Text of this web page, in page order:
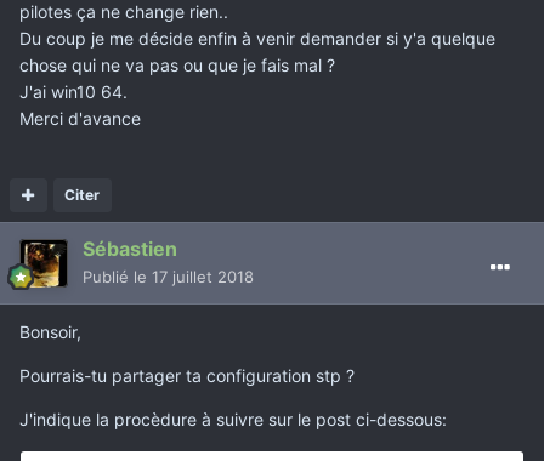
pilotes ça ne change rien..
Du coup je me décide enfin à venir demander si y'a quelque
chose qui ne va pas ou que je fais mal ?
J'ai win10 64.
Merci d'avance
Citer
Sébastien
Publié le 17 juillet 2018
Bonsoir,
Pourrais-tu partager ta configuration stp ?
J'indique la procèdure à suivre sur le post ci-dessous: